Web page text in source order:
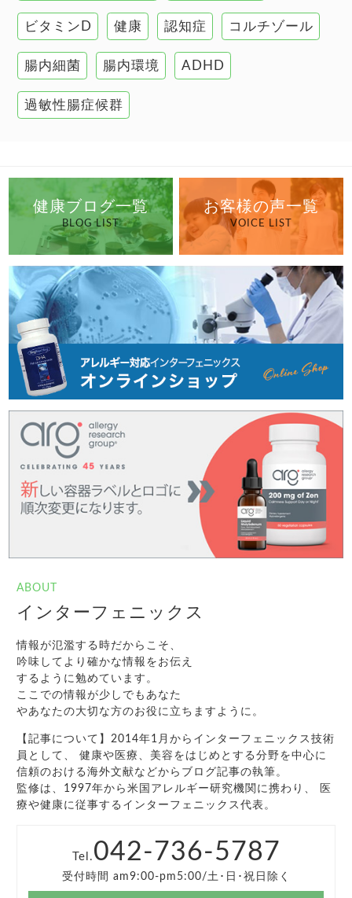
自己免疫疾患
高血圧
ビタミンD 健康 認知症 コルチゾール
腸内細菌 腸内環境 ADHD
過敏性腸症候群
健康ブログ一覧
BLOG LIST
お客様の声一覧
VOICE LIST
ABOUT
インターフェニックス
情報が氾濫する時だからこそ、
吟味してより確かな情報をお伝え
するように勉めています。
ここでの情報が少しでもあなた
やあなたの大切な方のお役に立ちますように。
【記事について】2014年1月からインターフェニックス技術
員として、 健康や医療、美容をはじめとする分野を中心に
信頼のおける海外文献などからブログ記事の執筆。
監修は、1997年から米国アレルギー研究機関に携わり、 医
療や健康に従事するインターフェニックス代表。
Tel. 042-736-5787
受付時間 am9:00-pm5:00/土･日･祝日除く